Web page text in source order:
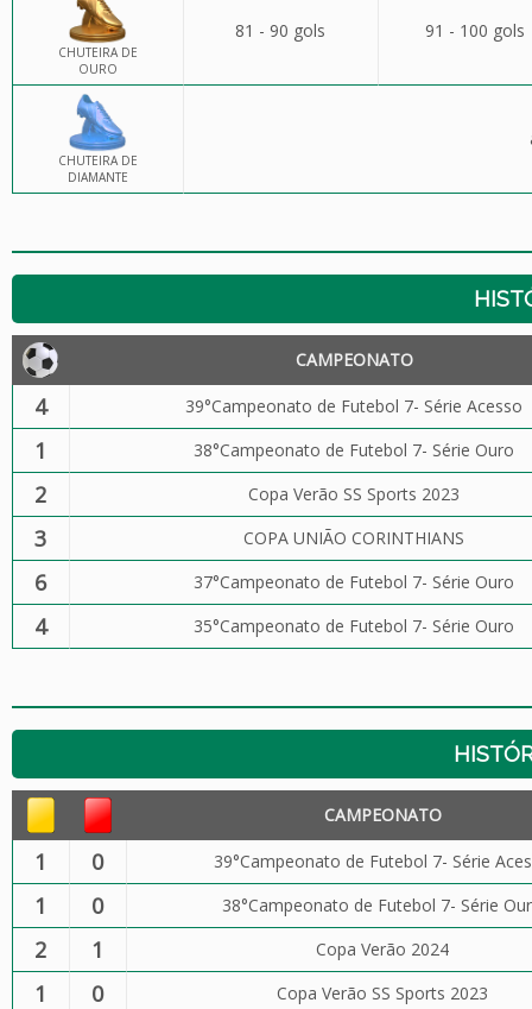
CHUTEIRA DE
OURO
81 - 90 gols 91 - 100 gols
CHUTEIRA DE
DIAMANTE
CAMPEONATO
4 39°Campeonato de Futebol 7- Série Acesso
1 38°Campeonato de Futebol 7- Série Ouro
2 Copa Verão SS Sports 2023
3 COPA UNIÃO CORINTHIANS
6 37°Campeonato de Futebol 7- Série Ouro
4 35°Campeonato de Futebol 7- Série Ouro
CAMPEONATO
1 0 39°Campeonato de Futebol 7- Série
1 0 38°Campeonato de Futebol 7- Série
2 1 Copa Verão 2024
1 0 Copa Verão SS Sports 2023